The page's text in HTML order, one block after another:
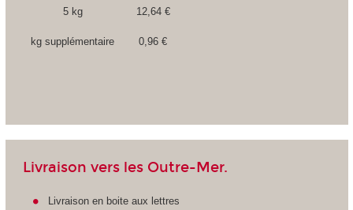
5 kg 12,64 €
kg supplémentaire 0,96 €
Livraison vers les Outre-Mer.
Livraison en boite aux lettres